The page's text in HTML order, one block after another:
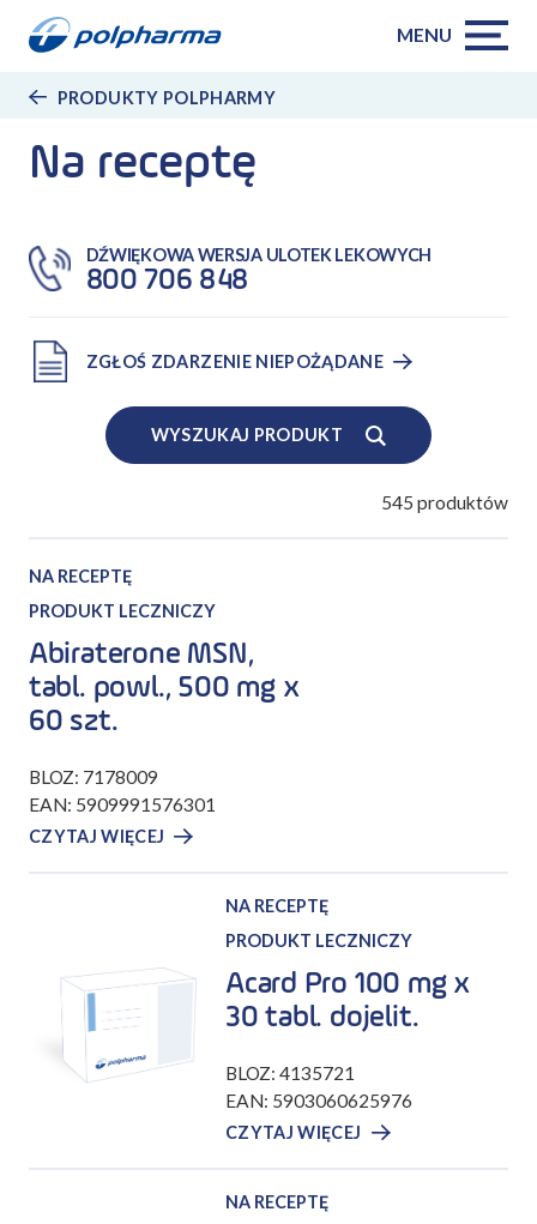
MENU
PRODUKTY POLPHARMY
Na receptę
DŹWIĘKOWA WERSJA ULOTEK LEKOWYCH
800 706 848
ZGŁOŚ ZDARZENIE NIEPOŻĄDANE
WYSZUKAJ PRODUKT
545 produktów
Abiraterone MSN,
tabl. powl., 500 mg x
60 szt.
NA RECEPTĘ
PRODUKT LECZNICZY
BLOZ: 7178009
EAN: 5909991576301
CZYTAJ WIĘCEJ
Acard Pro 100 mg x
30 tabl. dojelit.
NA RECEPTĘ
PRODUKT LECZNICZY
BLOZ: 4135721
EAN: 5903060625976
CZYTAJ WIĘCEJ
NA RECEPTĘ